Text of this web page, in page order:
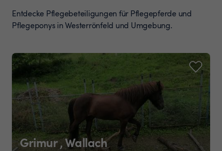
Entdecke Pflegebeteiligungen für Pflegepferde und
Pflegeponys in Westerrönfeld und Umgebung.
Grimur , Wallach